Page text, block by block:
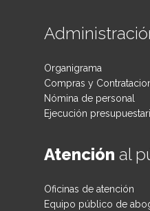
Organigrama
Compras y
Nómina de personal
Ejecución
Atención al
Oficinas de atención
Equipo público de